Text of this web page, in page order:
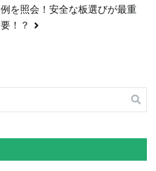
例を照会！安全な板選びが最重
要！？